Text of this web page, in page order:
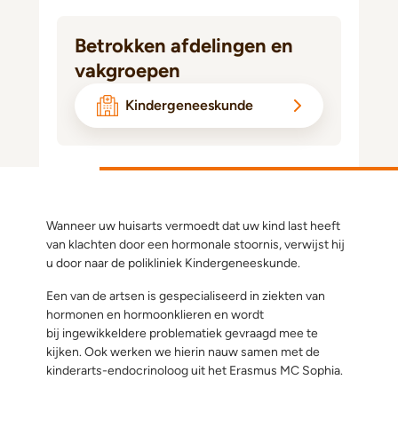
Betrokken afdelingen en
vakgroepen
Kindergeneeskunde
Wanneer uw huisarts vermoedt dat uw kind last heeft
van klachten door een hormonale stoornis, verwijst hij
u door naar de polikliniek Kindergeneeskunde.
Een van de artsen is gespecialiseerd in ziekten van
hormonen en hormoonklieren en wordt
bij ingewikkeldere problematiek gevraagd mee te
kijken. Ook werken we hierin nauw samen met de
kinderarts-endocrinoloog uit het Erasmus MC Sophia.